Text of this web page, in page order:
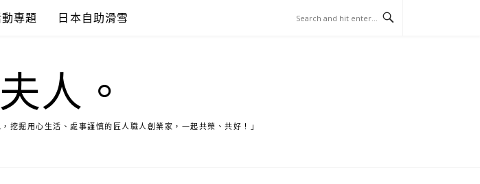
專題 日本自助滑雪
人。
挖掘用心生活、處事謹慎的匠人職人創業家，一起共榮、共好！」